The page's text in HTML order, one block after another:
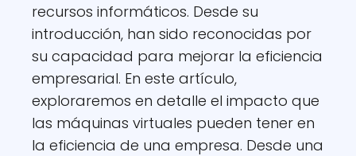
recursos informáticos. Desde su
introducción, han sido reconocidas por
su capacidad para mejorar la eficiencia
empresarial. En este artículo,
exploraremos en detalle el impacto que
las máquinas virtuales pueden tener en
la eficiencia de una empresa. Desde una